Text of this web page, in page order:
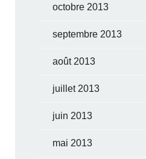
octobre 2013
septembre 2013
août 2013
juillet 2013
juin 2013
mai 2013